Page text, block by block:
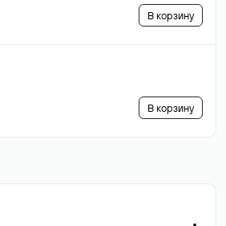
В корзину
В корзину